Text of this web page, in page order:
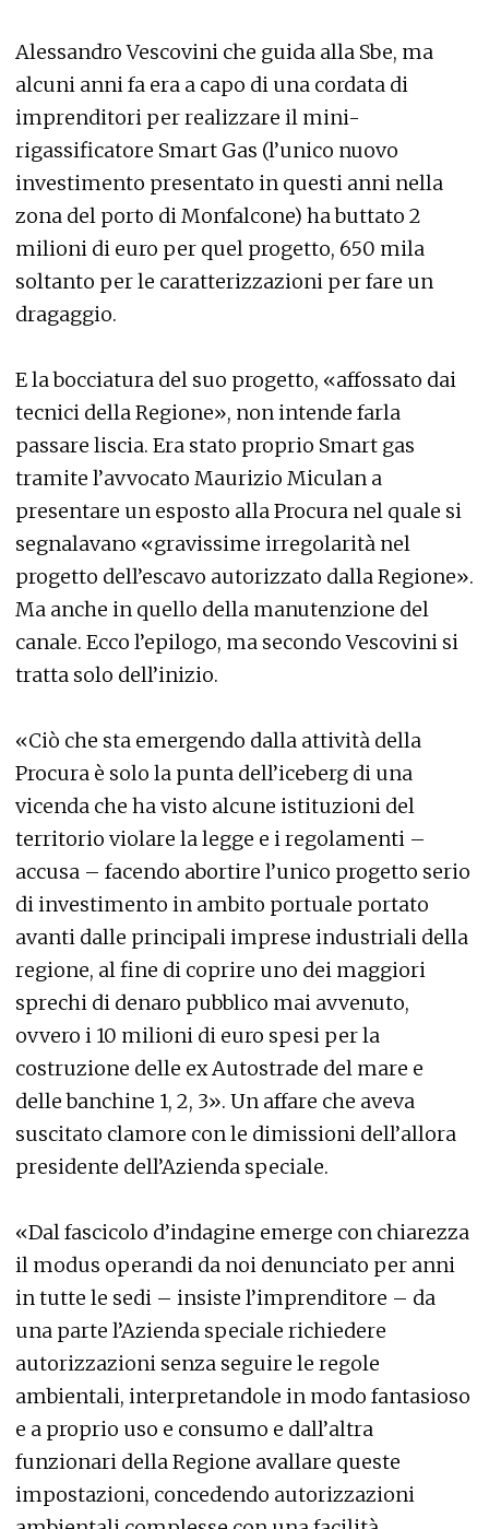
Alessandro Vescovini che guida alla Sbe, ma
alcuni anni fa era a capo di una cordata di
imprenditori per realizzare il mini-
rigassificatore Smart Gas (l’unico nuovo
investimento presentato in questi anni nella
zona del porto di Monfalcone) ha buttato 2
milioni di euro per quel progetto, 650 mila
soltanto per le caratterizzazioni per fare un
dragaggio.
E la bocciatura del suo progetto, «affossato dai
tecnici della Regione», non intende farla
passare liscia. Era stato proprio Smart gas
tramite l’avvocato Maurizio Miculan a
presentare un esposto alla Procura nel quale si
segnalavano «gravissime irregolarità nel
progetto dell’escavo autorizzato dalla Regione».
Ma anche in quello della manutenzione del
canale. Ecco l’epilogo, ma secondo Vescovini si
tratta solo dell’inizio.
«Ciò che sta emergendo dalla attività della
Procura è solo la punta dell’iceberg di una
vicenda che ha visto alcune istituzioni del
territorio violare la legge e i regolamenti –
accusa – facendo abortire l’unico progetto serio
di investimento in ambito portuale portato
avanti dalle principali imprese industriali della
regione, al fine di coprire uno dei maggiori
sprechi di denaro pubblico mai avvenuto,
ovvero i 10 milioni di euro spesi per la
costruzione delle ex Autostrade del mare e
delle banchine 1, 2, 3». Un affare che aveva
suscitato clamore con le dimissioni dell’allora
presidente dell’Azienda speciale.
«Dal fascicolo d’indagine emerge con chiarezza
il modus operandi da noi denunciato per anni
in tutte le sedi – insiste l’imprenditore – da
una parte l’Azienda speciale richiedere
autorizzazioni senza seguire le regole
ambientali, interpretandole in modo fantasioso
e a proprio uso e consumo e dall’altra
funzionari della Regione avallare queste
impostazioni, concedendo autorizzazioni